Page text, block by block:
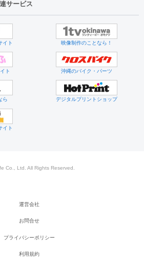
サービス
イト 映像制作のことなら！
ト 沖縄のバイク・パーツ
ら デジタルプリントショップ
イト
Co., Ltd. All Rights Reserved.
運営会社
お問合せ
プライバシーポリシー
利用規約